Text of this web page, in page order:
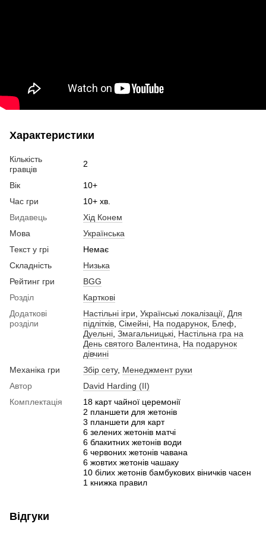
Характеристики
Кількість
гравців
2
Вік
10+
Час гри
10+ хв.
Видавець
Хід Конем
Мова
Українська
Текст у грі
Немає
Складність
Низька
Рейтинг гри
BGG
Розділ
Карткові
Додаткові
розділи
Настільні ігри Українські локалізації Для
підлітків Сімейні На подарунок Блеф
Дуельні Змагальницькі Настільна гра на
День святого Валентина
На подарунок
дівчині
Механіка гри
Збір сету, Менеджмент руки
Автор
David Harding (II)
Комплектація
18 карт чайної церемонії
2 планшети для жетонів
3 планшети для карт
6 зелених жетонів матчі
6 блакитних жетонів води
6 червоних жетонів чавана
6 жовтих жетонів чашаку
10 білих жетонів бамбукових віничків часен
1 книжка правил
Відгуки